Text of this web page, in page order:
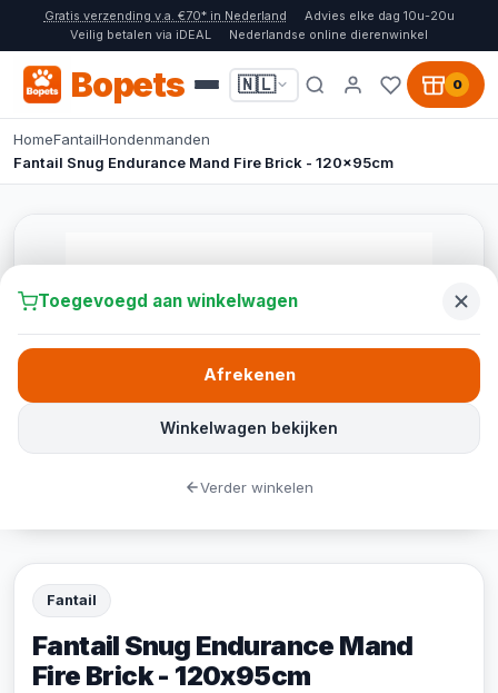
Gratis verzending v.a. €70* in Nederland
Advies elke dag 10u-20u
Veilig betalen via iDEAL
Nederlandse online dierenwinkel
Bopets 🇳🇱 0
HomeFantailHondenmanden
Fantail Snug Endurance Mand Fire Brick - 120x95cm
Fantail
Fantail Snug Endurance Mand
Fire Brick - 120x95cm
Toegevoegd aan winkelwagen
Winkelwagen bekijken
Afrekenen
Verder winkelen